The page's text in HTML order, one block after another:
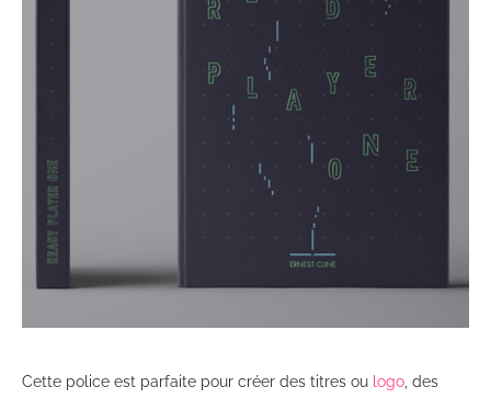
Cette police est parfaite pour créer des titres ou logo , des